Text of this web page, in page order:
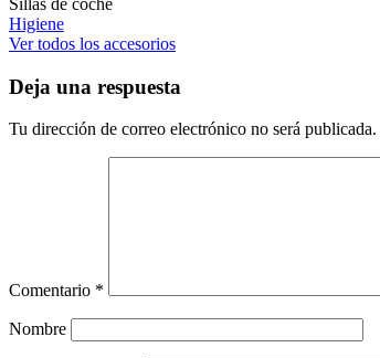
Sillas de coche
Higiene
Ver todos los accesorios
Deja una respuesta
Tu dirección de correo electrónico no será publicada.
Comentario *
Nombre